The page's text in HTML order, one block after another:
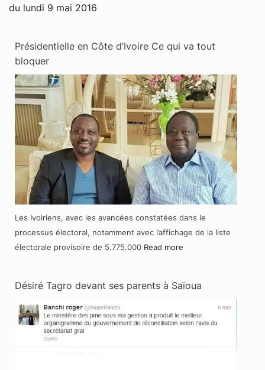
du lundi 9 mai 2016
Présidentielle en Côte d’Ivoire Ce qui va tout
bloquer
Les Ivoiriens, avec les avancées constatées dans le
processus électoral, notamment avec l’affichage de la liste
électorale provisoire de 5.775.000 Read more
Désiré Tagro devant ses parents à Saïoua